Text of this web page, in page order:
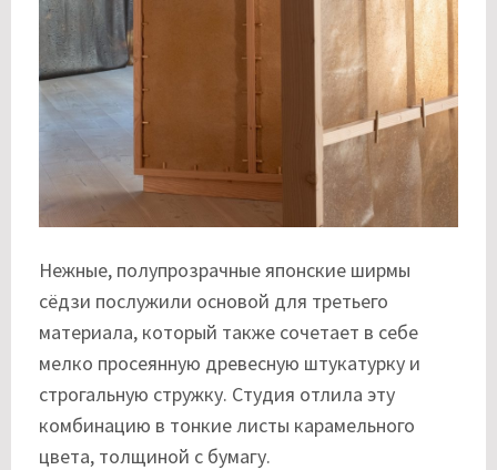
Нежные, полупрозрачные японские ширмы
сёдзи послужили основой для третьего
материала, который также сочетает в себе
мелко просеянную древесную штукатурку и
строгальную стружку. Студия отлила эту
комбинацию в тонкие листы карамельного
цвета, толщиной с бумагу.